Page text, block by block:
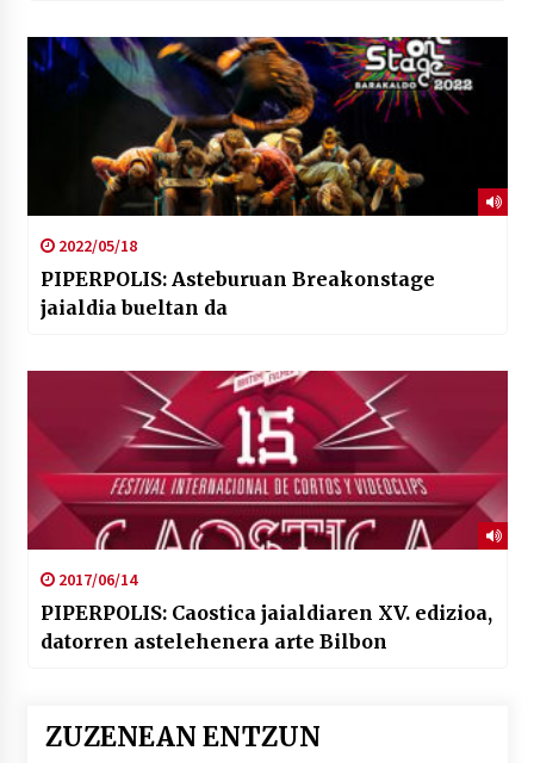
2022/05/18
PIPERPOLIS: Asteburuan Breakonstage
jaialdia bueltan da
2017/06/14
PIPERPOLIS: Caostica jaialdiaren XV. edizioa,
datorren astelehenera arte Bilbon
ZUZENEAN ENTZUN